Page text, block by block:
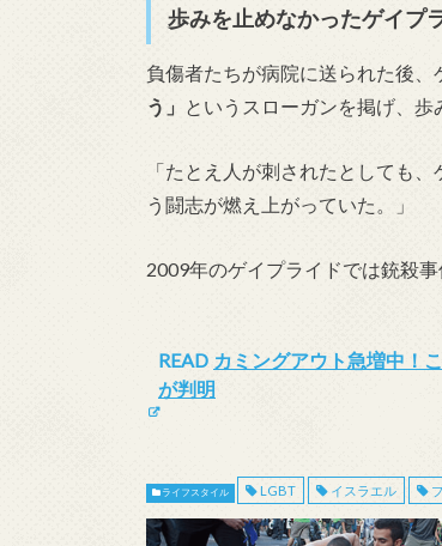
歩みを止めなかったゲイプ
負傷者たちが病院に送られた後
う」 というスローガンを掲げ、歩
「たとえ人が刺されたとしても
う闘志が燃え上がっていた。」
2009年のゲイプライドでは銃殺
READ カミングアウト急増中！
が判明
ライフスタイル LGBT イスラエル